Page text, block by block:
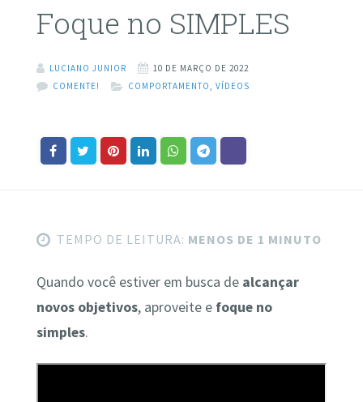
Foque no SIMPLES
LUCIANO JUNIOR
10 DE MARÇO DE 2022
COMENTE!
COMPORTAMENTO VÍDEOS
TEMPO DE LEITURA: MENOS DE 1 MINUTO
Quando você estiver em busca de alcançar
novos objetivos, aproveite e foque no
simples.